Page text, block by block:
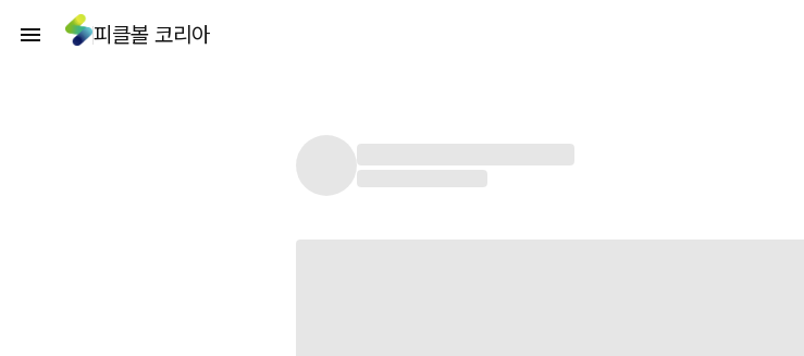
피클볼 코리아